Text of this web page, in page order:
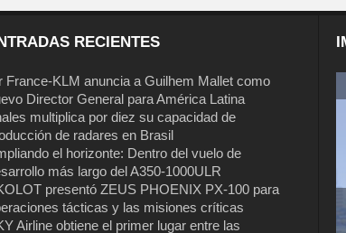
RECIENTES
France-KLM anuncia a Guilhem Mallet como
Director General para América Latina
multiplica por diez su capacidad de
de radares en Brasil
el horizonte: Dentro del vuelo de
más largo del A350-1000ULR
presentó ZEUS PHOENIX PX-100 para
tácticas y las misiones críticas
Airline obtiene el primer lugar entre las
Air France-KLM anuncia a Guilhem